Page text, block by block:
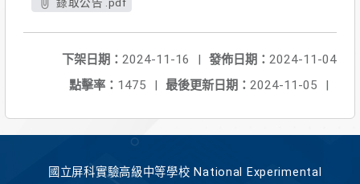
發佈日期： 2024-11-04
下架日期： 2024-11-16
|
最後更新日期： 2024-11-05 |
點擊率： 1475 |
國立屏科實驗高級中等學校 National Experimental